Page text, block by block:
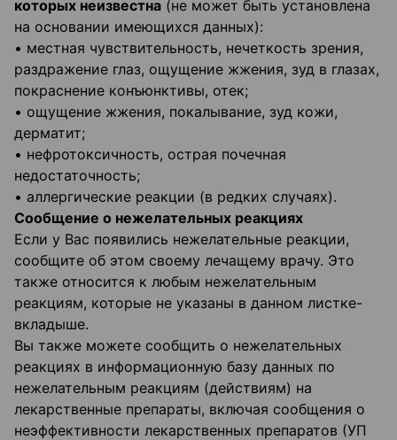
которых неизвестна (не может быть установлена
на основании имеющихся данных):
• местная чувствительность, нечеткость зрения,
раздражение глаз, ощущение жжения, зуд в глазах,
покраснение конъюнктивы, отек;
• ощущение жжения, покалывание, зуд кожи,
дерматит;
• нефротоксичность, острая почечная
недостаточность;
• аллергические реакции (в редких случаях).
Сообщение о нежелательных реакциях
Если у Вас появились нежелательные реакции,
сообщите об этом своему лечащему врачу. Это
также относится к любым нежелательным
реакциям, которые не указаны в данном листке-
вкладыше.
Вы также можете сообщить о нежелательных
реакциях в информационную базу данных по
нежелательным реакциям (действиям) на
лекарственные препараты, включая сообщения о
неэффективности лекарственных препаратов (УП